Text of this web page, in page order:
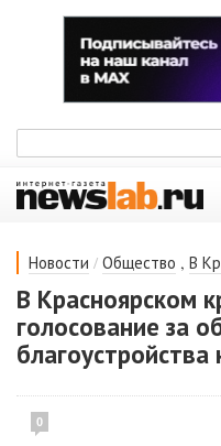
Новости / Общество , В
В Красноярском
голосование за
0